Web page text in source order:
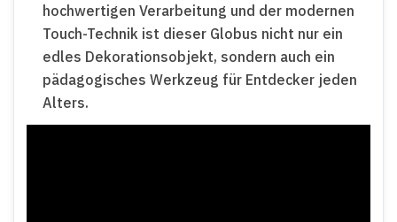
hochwertigen Verarbeitung und der modernen
Touch-Technik ist dieser Globus nicht nur ein
edles Dekorationsobjekt, sondern auch ein
pädagogisches Werkzeug für Entdecker jeden
Alters.